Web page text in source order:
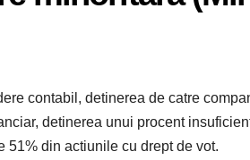
contabil, detinerea de catre
detinerea unui procent
51% din actiunile cu drept de vot.